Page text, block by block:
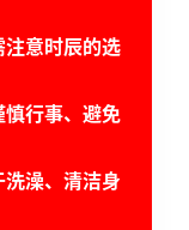
注意时辰的选
慎行事、避免
洗澡、清洁身